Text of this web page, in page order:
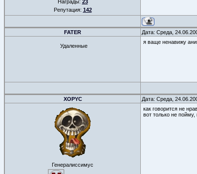
Награды: 23
Репутация: 142
FATER Дата: Среда,
Удаленные
я ваще ненавижу
XOPYC Дата: Среда,
Генералиссимус
как говорится не
вот только не